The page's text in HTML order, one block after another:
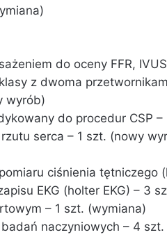
do oceny FFR,
z dwoma
wyrób)
do procedur CSP
serca – 1 szt. (nowy
ciśnienia tętniczego
EKG (holter EKG) – 3
– 1 szt. (wymiana)
naczyniowych – 4